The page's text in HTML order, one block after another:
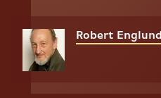
Robert Englund